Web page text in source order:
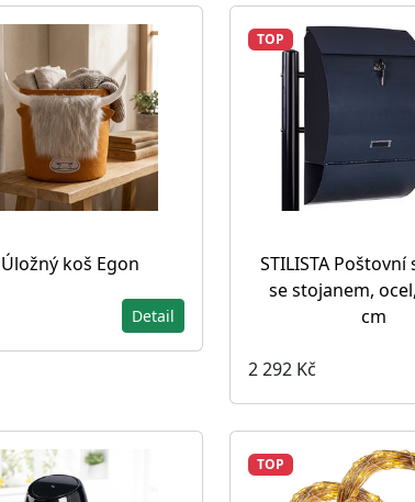
Úložný koš Egon
Detail
TOP
STILISTA
se stojanem,
cm
2 292 Kč
TOP